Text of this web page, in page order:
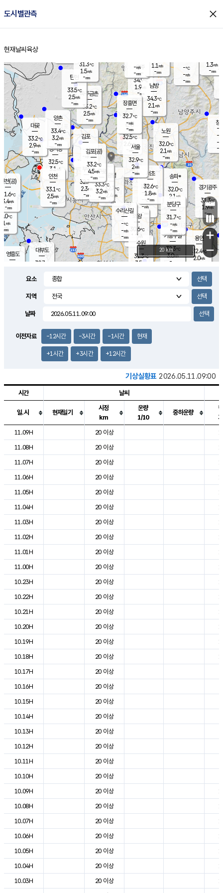
도시별관측 close
홈
현재날씨 육상
의도
℃
m/s
mm
영흥도
양주
34.9℃
1.9
-mm
과천
- ℃
-m/s
- mm
용인
32.4℃
2.0m/s
경기광주
31.3℃
1.9m/s
-mm
3.2m/s
대부도
30.7
경서동
32.5℃
3.1 m/s
-mm
파주금촌
33.2℃
2.5m/s
-mm
-℃
-m/s
-mm
대곶
33.2℃
2.9m/s
-mm
창
-
-m/
-
탄현
33.5℃
2.5m/s
-mm
1.3m/s
-mm
의왕
30.6℃
1.2m/s
mm
김포
- ℃
-m/s
mm
광명
32.7 ℃
2.4 m/s
-mm
부천
32.7℃
2.3m/s
-mm
양촌
33.4℃
3.2m/s
-mm
구로
33.3℃
3.2m/s
-mm
은평
32.5℃
2.6 m/s
- mm
노원
32.0℃
2.1 m/s
-mm
송파*
32.0℃
2.1 m/s
-mm
서초
32.6℃
1.8m/s
-mm
남방
34.3℃
2.1 m/s
-mm
기흥구갈
32.3℃
3.0m/s
-
수리산길
-℃
-m/s
-mm
분당구
31.7℃
-m/s
-mm
장흥면
32.7℃
-m/s
-mm
-m/s
-mm
인천(공)
31.6℃
3.4m/s
-mm
김포(공)
33.2℃
4.5m/s
-mm
수원
31.3℃
3.5 m/s
인천
33.1℃
2.5m/s
-mm
서울
32.9℃
2m/s
-mm
31.3℃
1.5m/s
-mm
1.1 m/s
-mm
+
−
20 km
요소
지역
날짜
이전자료 -12시간 -3시간 -1시간 현재
+1시간 +3시간 +12시간
기상실황표 2026.05.11.09:00
도시별 기상실황표로 지점, 날씨, 기온, 강수, 바람, 기압등을 안내한 표입
시간 날씨
일.시 현재일기
시정
km
운량
1/10
중하운량
11.09H
20 이상
11.08H
20 이상
11.07H
20 이상
11.06H
20 이상
11.05H
20 이상
11.04H
20 이상
11.03H
20 이상
11.02H
20 이상
11.01H
20 이상
11.00H
20 이상
10.23H
20 이상
10.22H
20 이상
10.21H
20 이상
10.20H
20 이상
10.19H
20 이상
10.18H
20 이상
10.17H
20 이상
10.16H
20 이상
10.15H
20 이상
10.14H
20 이상
10.13H
20 이상
10.12H
20 이상
10.11H
20 이상
10.10H
20 이상
10.09H
20 이상
10.08H
20 이상
10.07H
20 이상
10.06H
20 이상
10.05H
20 이상
10.04H
20 이상
10.03H
20 이상